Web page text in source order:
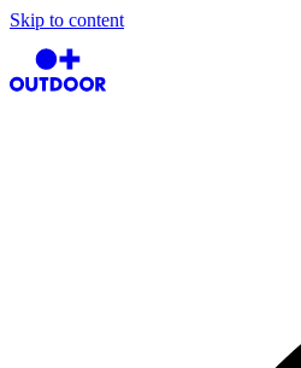
Skip to content